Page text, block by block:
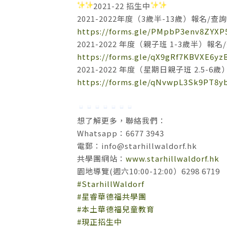
2021-22 招生中
2021-2022年度（3歲半-13歲）報名/查詢
https://forms.gle/
2021-2022 年度（親子班 1-3歲半）報名
https://forms.gle/
2021-2022 年度（星期日親子班 2.5-6歲
https://forms.gle/
想了解更多，聯絡我們：
Whatsapp：6677 3943
電郵： info@starhillwaldorf.hk
共學團網站： www.starhillwaldorf.hk
園地導覽(週六10:00-12:00）6298 6719
#StarhillWaldorf
#星睿華德福共學團
#本土華德福兒童教育
#現正招生中